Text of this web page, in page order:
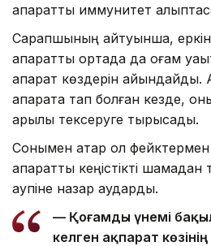
ақпараттық иммунитет
Сарапшының айтуынша,
ақпараттық ортада да қоғам
ақпарат көздерін
ақпаратқа тап болған кезде,
арқылы тексеруге тырысады.
Сонымен қатар ол
ақпараттық кеңістікті
қаупіне назар аударды.
— Қоғамды үнемі
келген ақпарат